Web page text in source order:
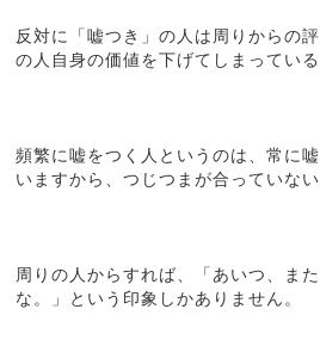
反対に「嘘つき」の人は周りからの
の人自身の価値を下げてしまっている
頻繁に嘘をつく人というのは、常に
いますから、つじつまが合っていな
周りの人からすれば、「あいつ、ま
な。」という印象しかありません。